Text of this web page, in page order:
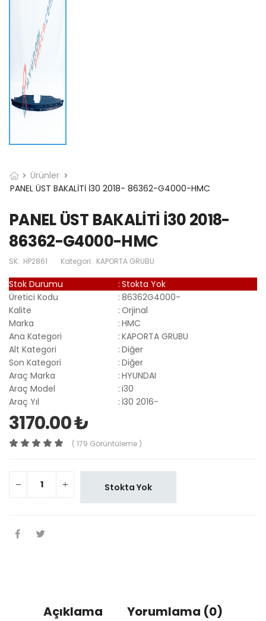
Ürünler
PANEL ÜST BAKALİTİ İ30 2018- 86362-G4000-HMC
PANEL ÜST BAKALİTİ İ30 2018-
86362-G4000-HMC
SK: HP2861 Kategori: KAPORTA GRUBU
Stok Durumu : Stokta Yok
Üretici Kodu
: 86362G4000-
Kalite
: Orjinal
Marka
: HMC
Ana Kategori
: KAPORTA GRUBU
Alt Kategori
: Diğer
Son Kategori
: Diğer
Araç Marka
: HYUNDAI
Araç Model
: i30
Araç Yıl
: İ30 2016-
3170.00 ₺
( 179 Görüntüleme )
Stokta Yok
Açıklama Yorumlama (0)